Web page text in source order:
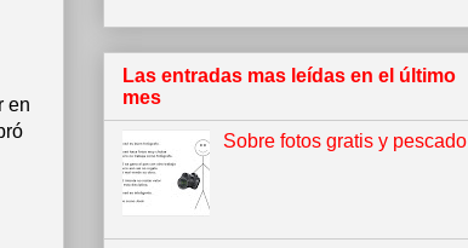
en
Las entradas mas leídas en el último
mes
Sobre fotos gratis y pescado